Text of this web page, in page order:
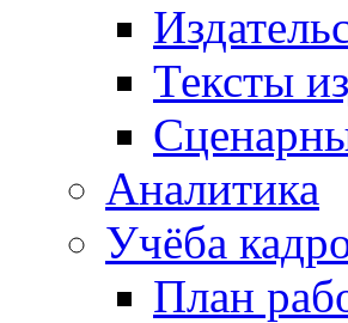
Тексты
Аналитика
Учёба
План